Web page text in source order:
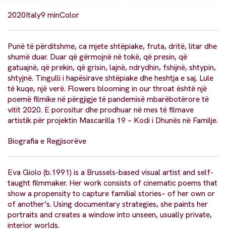
2020Italy9 minColor
Punë të përditshme, ca mjete shtëpiake, fruta, dritë, litar dhe
shumë duar. Duar që gërmojnë në tokë, që presin, që
gatuajnë, që prekin, që grisin, lajnë, ndrydhin, fshijnë, shtypin,
shtyjnë. Tingulli i hapësirave shtëpiake dhe heshtja e saj. Lule
të kuqe, një verë. Flowers blooming in our throat është një
poemë filmike në përgjigje të pandemisë mbarëbotërore të
vitit 2020. E porositur dhe prodhuar në mes të filmave
artistik për projektin Mascarilla 19 – Kodi i Dhunës në Familje.
Biografia e Regjisorëve
Eva Giolo (b.1991) is a Brussels-based visual artist and self-
taught filmmaker. Her work consists of cinematic poems that
show a propensity to capture familial stories– of her own or
of another’s. Using documentary strategies, she paints her
portraits and creates a window into unseen, usually private,
interior worlds.